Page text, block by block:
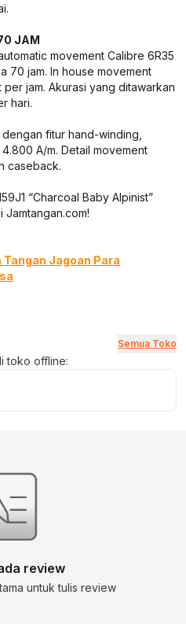
JAM
movement Calibre 6R35
70 jam. In house movement
jam. Akurasi yang ditawarkan
hari.
fitur hand-winding,
A/m. Detail movement
caseback.
“Charcoal Baby Alpinist”
Jagoan Para
Semua Toko
toko offline:
review
untuk tulis review